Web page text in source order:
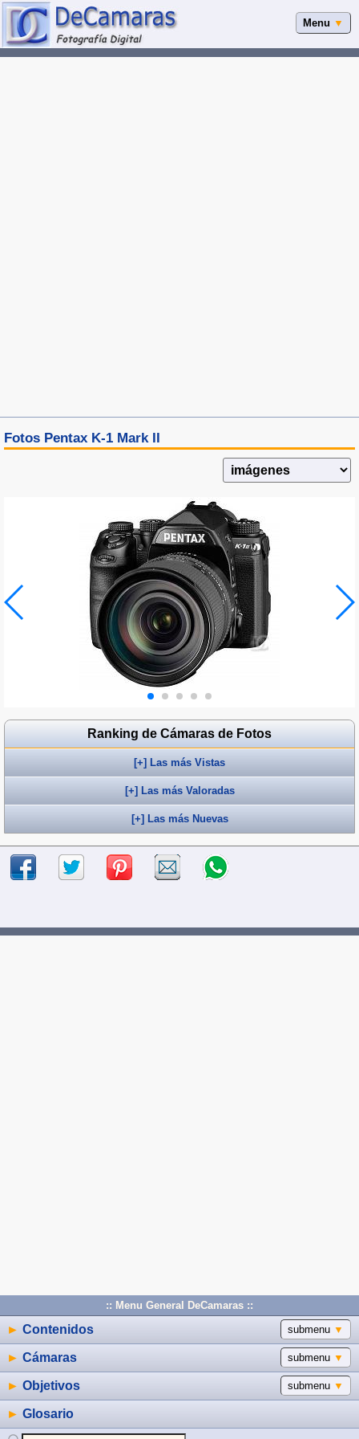
Menu ▼
Fotos Pentax K-1 Mark II
Ranking de Cámaras de Fotos
[+] Las más Vistas
[+] Las más Valoradas
[+] Las más Nuevas
:: Menu General DeCamaras ::
submenu ▼
► Contenidos
submenu ▼
► Cámaras
submenu ▼
► Objetivos
► Glosario